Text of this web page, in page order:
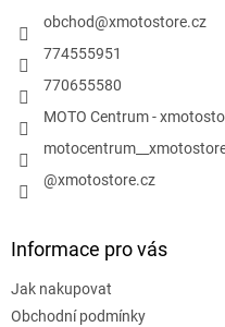
obchod@xmotostore.cz
774555951
770655580
MOTO Centrum -
@xmotostore.cz
Informace pro vás
Jak nakupovat
Obchodní podmínky